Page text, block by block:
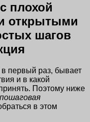
плохой
открытыми
шагов
первый раз, бывает
и в какой
Поэтому ниже
пошаговая
в этом